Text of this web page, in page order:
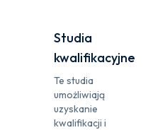
Studia
kwalifikacyjne
Te studia
umożliwiają
uzyskanie
kwalifikacji i